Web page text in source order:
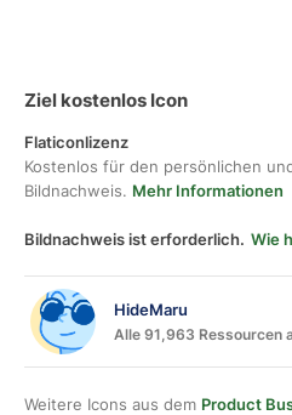
Ziel kostenlos Icon
Flaticonlizenz
Kostenlos für den persönlichen
Bildnachweis. Mehr Informationen
Bildnachweis ist erforderlich. Wie
HideMaru
Alle 91,963 Ressourcen
Weitere Icons aus dem Product